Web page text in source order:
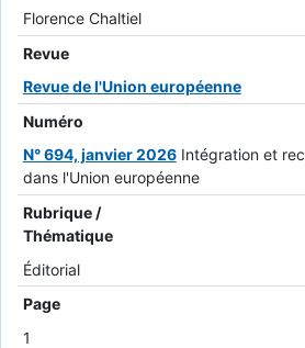
Florence Chaltiel
Revue
Revue de l'Union européenne
Numéro
N° 694, janvier 2026 Intégration et
dans l'Union européenne
Rubrique /
Thématique
Éditorial
Page
1